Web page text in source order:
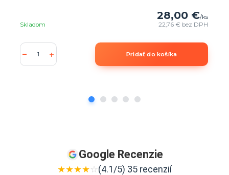
28,00 €/ks
22,76 € bez DPH
Skladom
Pridať do košíka
Google Recenzie
★★★★☆(4.1/5) 35 recenzií